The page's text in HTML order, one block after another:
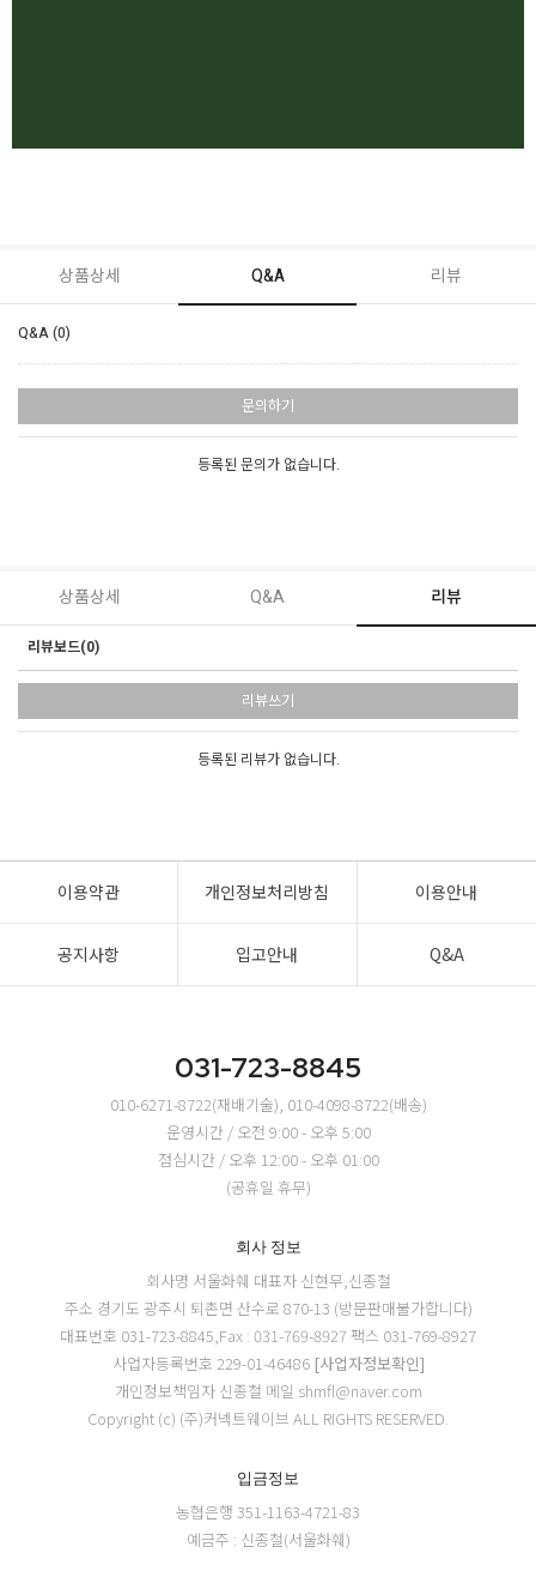
상품상세 Q&A 리뷰
Q&A (0)
문의하기
등록된 문의가 없습니다.
상품상세 Q&A 리뷰
리뷰보드(0)
리뷰쓰기
등록된 리뷰가 없습니다.
이용약관 개인정보처리방침 이용안내
공지사항 입고안내 Q&A
031-723-8845
010-6271-8722(재배기술), 010-4098-8722(배송)
운영시간 / 오전 9:00 - 오후 5:00
점심시간 / 오후 12:00 - 오후 01:00
(공휴일 휴무)
회사 정보
회사명 서울화훼 대표자 신현무,신종철
주소 경기도 광주시 퇴촌면 산수로 870-13 (방문판매불가합니다)
대표번호 031-723-8845,Fax : 031-769-8927 팩스 031-769-8927
사업자등록번호 229-01-46486 [사업자정보확인]
개인정보책임자 신종철 메일 shmfl@naver.com
Copyright (c) (주)커넥트웨이브 ALL RIGHTS RESERVED.
입금정보
농협은행 351-1163-4721-83
예금주 : 신종철(서울화훼)